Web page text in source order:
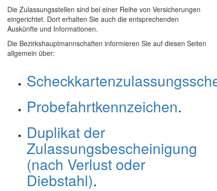
Die Zulassungsstellen sind bei einer Reihe von Versicherungen
eingerichtet. Dort erhalten Sie auch die entsprechenden
Auskünfte und Informationen.
Die Bezirkshauptmannschaften informieren Sie auf diesen Seiten
allgemein über:
Probefahrtkennzeichen.
Duplikat der
Zulassungsbescheinigung
(nach Verlust oder
Diebstahl).